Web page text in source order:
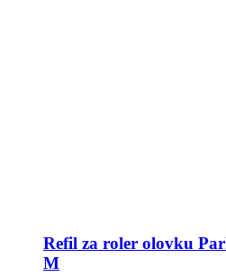
Refil za roler olovku
M